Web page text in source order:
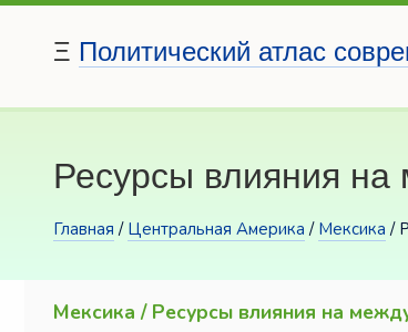
Ξ Политический атлас
Ресурсы влияния
Главная / Центральная Америка / Мексика /
Мексика / Ресурсы влияния на